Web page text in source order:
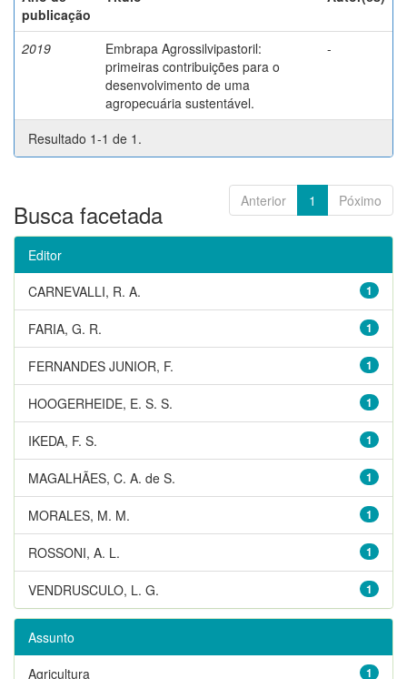
publicação
2019
Embrapa Agrossilvipastoril:
primeiras contribuições para o
desenvolvimento de uma
agropecuária sustentável.
-
Resultado 1-1 de 1.
Anterior 1 Póximo
Busca facetada
Editor
1
CARNEVALLI, R. A.
1
FARIA, G. R.
1
FERNANDES JUNIOR, F.
1
HOOGERHEIDE, E. S. S.
1
IKEDA, F. S.
1
MAGALHÃES, C. A. de S.
1
MORALES, M. M.
1
ROSSONI, A. L.
1
VENDRUSCULO, L. G.
Assunto
1
Agricultura